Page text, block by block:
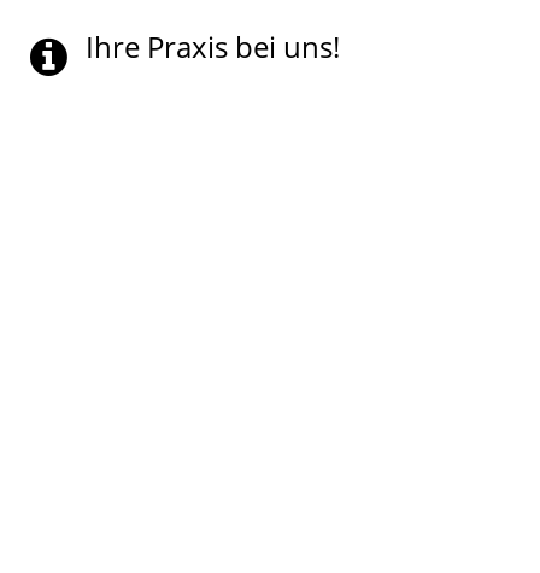
Ihre Praxis bei uns!